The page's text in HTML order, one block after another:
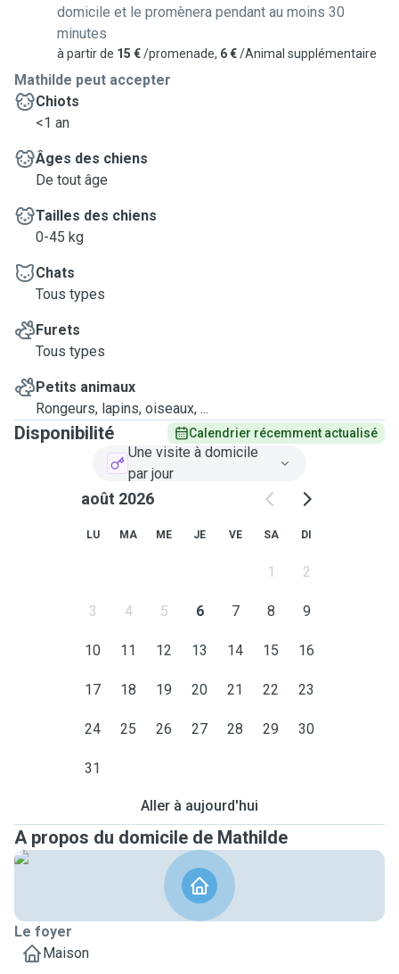
domicile et le promènera pendant au moins 30
minutes
à partir de 15 €/promenade, 6 €/Animal supplémentaire
Mathilde peut accepter
Chiots
<1 an
Âges des chiens
De tout âge
Tailles des chiens
0-45 kg
Chats
Tous types
Furets
Tous types
Petits animaux
Rongeurs, lapins, oiseaux, ...
Disponibilité Calendrier récemment actualisé
Une visite à domicile
par jour
août 2026
LU MA ME JE VE SA DI
1 2
3 4 5 6 7 8 9
10 11 12 13 14 15 16
17 18 19 20 21 22 23
24 25 26 27 28 29 30
31
Aller à aujourd'hui
A propos du domicile de Mathilde
Le foyer
Maison